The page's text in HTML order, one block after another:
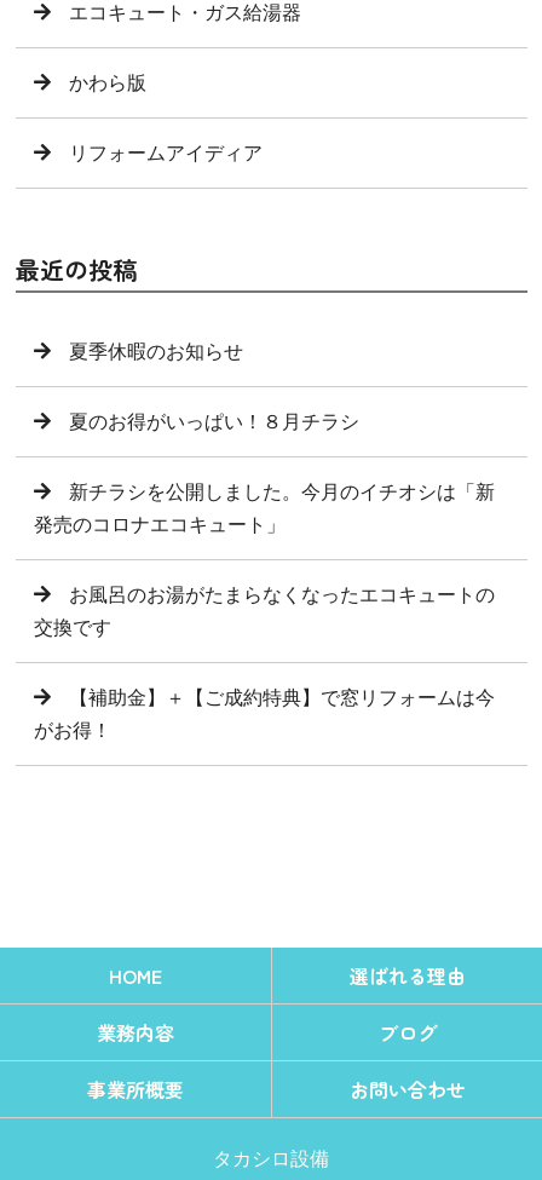
エコキュート・ガス給湯器
かわら版
リフォームアイディア
最近の投稿
夏季休暇のお知らせ
夏のお得がいっぱい！８月チラシ
新チラシを公開しました。今月のイチオシは「新
発売のコロナエコキュート」
お風呂のお湯がたまらなくなったエコキュートの
交換です
【補助金】＋【ご成約特典】で窓リフォームは今
がお得！
HOME
選ばれる理由
業務内容
ブログ
事業所概要
お問い合わせ
タカシロ設備